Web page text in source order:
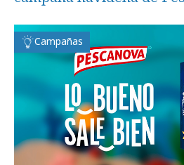
Campañas